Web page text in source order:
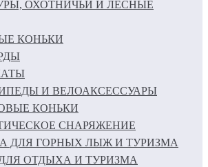
ОХОТНИЧЬИ И ЛЕСНЫЕ
КОНЬКИ
И ВЕЛОАКСЕССУАРЫ
КОНЬКИ
СНАРЯЖЕНИЕ
ДЛЯ ГОРНЫХ ЛЫЖ И ТУРИЗМА
ОТДЫХА И ТУРИЗМА